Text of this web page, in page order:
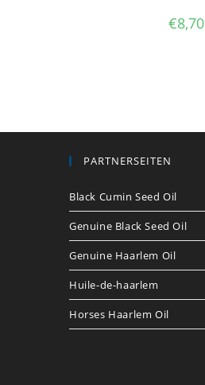
€8,70
PARTNERSEITEN
Black Cumin Seed Oil
Genuine Black Seed Oil
Genuine Haarlem Oil
Huile-de-haarlem
Horses Haarlem Oil